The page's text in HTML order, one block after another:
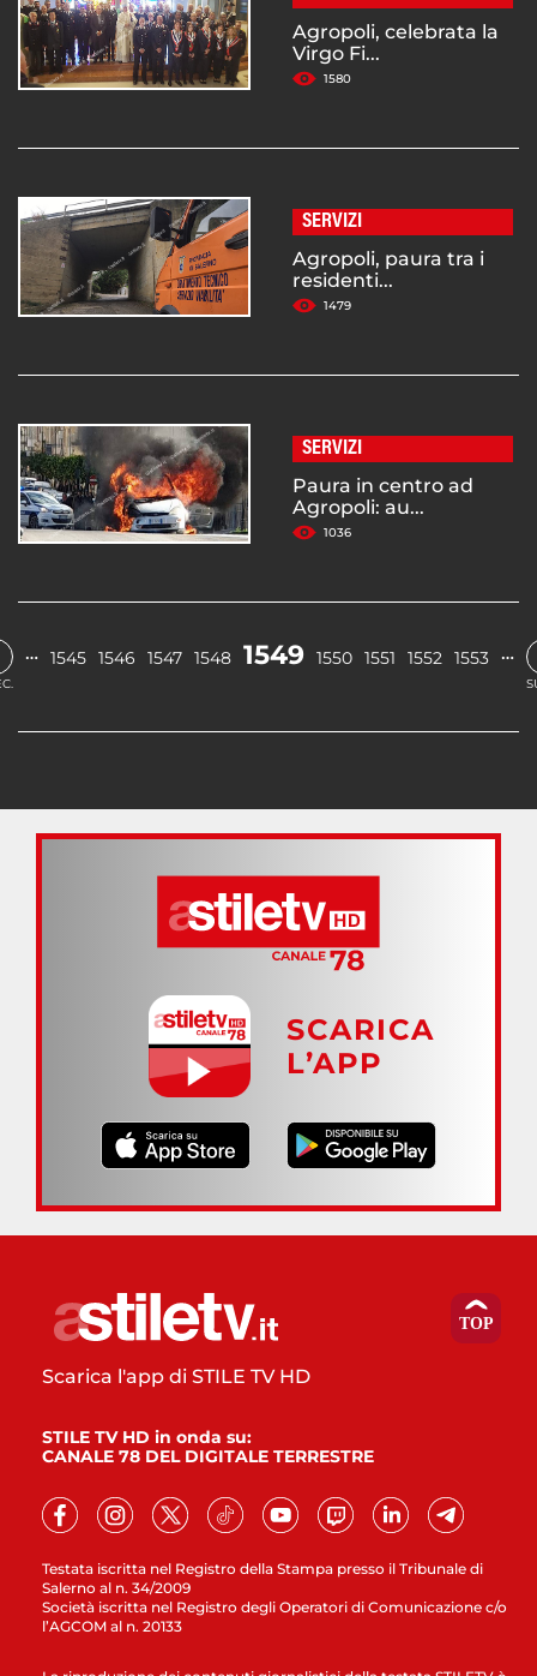
Agropoli, celebrata la
Virgo Fi...
1580
SERVIZI
Agropoli, paura tra i
residenti...
1479
SERVIZI
Paura in centro ad
Agropoli: au...
1036
… 1545 1546 1547 1548 1549 1550 1551 1552 1553 …
SCARICA
L’APP
Testata iscritta nel Registro della Stampa presso il Tribunale di
Salerno al n. 34/2009
Società iscritta nel Registro degli Operatori di Comunicazione c/o
l’AGCOM al n. 20133
Scarica l'app di STILE TV HD
STILE TV HD in onda su:
CANALE 78 DEL DIGITALE TERRESTRE